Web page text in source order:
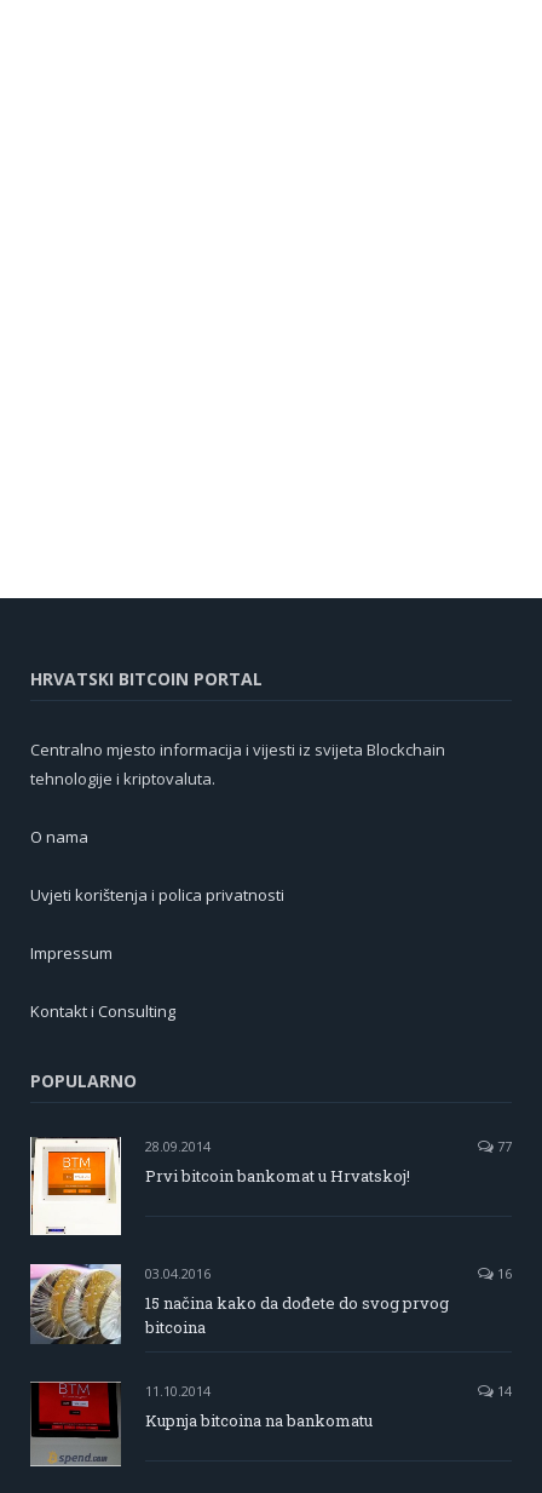
HRVATSKI BITCOIN PORTAL
Centralno mjesto informacija i vijesti iz svijeta Blockchain
tehnologije i kriptovaluta.
O nama
Uvjeti korištenja i polica privatnosti
Impressum
Kontakt i Consulting
POPULARNO
28.09.2014 77
Prvi bitcoin bankomat u Hrvatskoj!
03.04.2016 16
15 načina kako da dođete do svog prvog
bitcoina
11.10.2014 14
Kupnja bitcoina na bankomatu